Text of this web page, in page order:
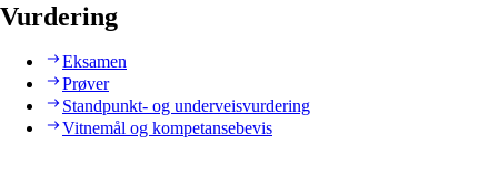
Vurdering
Eksamen
Prøver
Standpunkt- og underveisvurdering
Vitnemål og kompetansebevis